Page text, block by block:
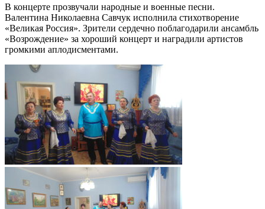
В концерте прозвучали народные и военные песни.
Валентина Николаевна Савчук исполнила стихотворение
«Великая Россия». Зрители сердечно поблагодарили ансамбль
«Возрождение» за хороший концерт и наградили артистов
громкими аплодисментами.